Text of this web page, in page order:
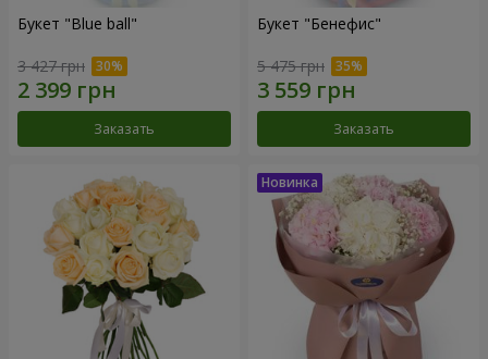
Букет "Blue ball"
3 427 грн
Заказать
Букет "Бенефис"
5 475 грн
Заказать